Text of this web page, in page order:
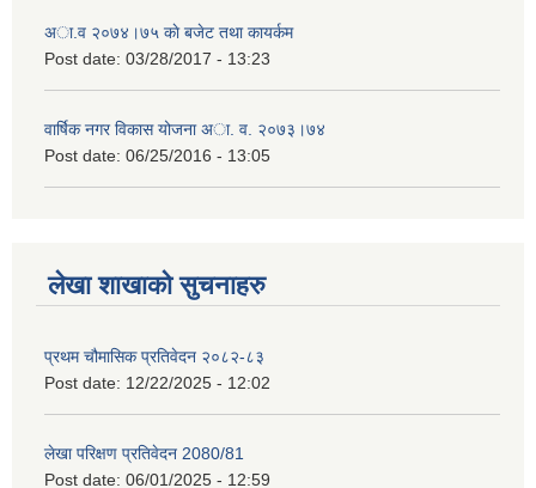
अा.व २०७४।७५ काे बजेट तथा कायर्कम
Post date: 03/28/2017 - 13:23
वार्षिक नगर विकास योजना अा. व. २०७३।७४
Post date: 06/25/2016 - 13:05
लेखा शाखाको सुचनाहरु
प्रथम चौमासिक प्रतिवेदन २०८२-८३
Post date: 12/22/2025 - 12:02
लेखा परिक्षण प्रतिवेदन 2080/81
Post date: 06/01/2025 - 12:59